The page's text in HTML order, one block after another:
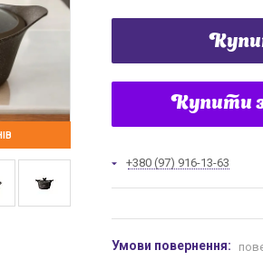
Купити
+380 (97) 916-13-63